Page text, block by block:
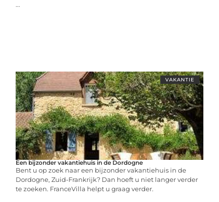
...
VAKANTIE
Een bijzonder vakantiehuis in de Dordogne
Bent u op zoek naar een bijzonder vakantiehuis in de
Dordogne, Zuid-Frankrijk? Dan hoeft u niet langer verder
te zoeken. FranceVilla helpt u graag verder.